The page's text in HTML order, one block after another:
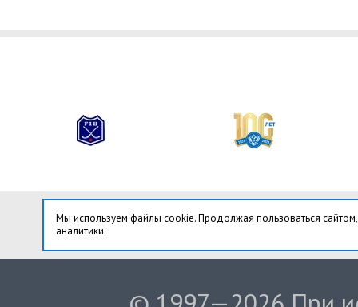
Мы используем файлы cookie. Продолжая пользоваться
аналитики.